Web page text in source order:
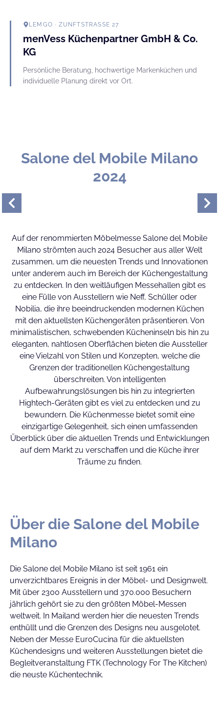
LEMGO · ZUNFTSTRASSE 27
menVess Küchenpartner GmbH & Co.
KG
Persönliche Beratung, hochwertige Markenküchen und
individuelle Planung direkt vor Ort.
Salone del Mobile Milano
2024
Auf der renommierten Möbelmesse Salone del Mobile
Milano strömten auch 2024 Besucher aus aller Welt
zusammen, um die neuesten Trends und Innovationen
unter anderem auch im Bereich der Küchengestaltung
zu entdecken. In den weitläufigen Messehallen gibt es
eine Fülle von Ausstellern wie Neff, Schüller oder
Nobilia, die ihre beeindruckenden modernen Küchen
mit den aktuellsten Küchengeräten präsentieren. Von
minimalistischen, schwebenden Kücheninseln bis hin zu
eleganten, nahtlosen Oberflächen bieten die Aussteller
eine Vielzahl von Stilen und Konzepten, welche die
Grenzen der traditionellen Küchengestaltung
überschreiten. Von intelligenten
Aufbewahrungslösungen bis hin zu integrierten
Hightech-Geräten gibt es viel zu entdecken und zu
bewundern. Die Küchenmesse bietet somit eine
einzigartige Gelegenheit, sich einen umfassenden
Überblick über die aktuellen Trends und Entwicklungen
auf dem Markt zu verschaffen und die Küche ihrer
Träume zu finden.
Über die Salone del Mobile
Milano
Die Salone del Mobile Milano ist seit 1961 ein
unverzichtbares Ereignis in der Möbel- und Designwelt.
Mit über 2300 Ausstellern und 370.000 Besuchern
jährlich gehört sie zu den größten Möbel-Messen
weltweit. In Mailand werden hier die neuesten Trends
enthüllt und die Grenzen des Designs neu ausgelotet.
Neben der Messe EuroCucina für die aktuellsten
Küchendesigns und weiteren Ausstellungen bietet die
Begleitveranstaltung FTK (Technology For The Kitchen)
die neuste Küchentechnik.